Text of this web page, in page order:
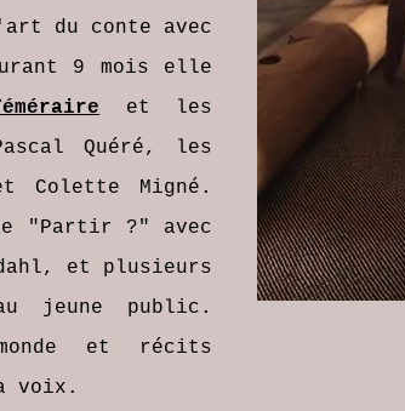
du conte avec
9 mois elle
et les
Quéré, les
Colette Migné.
"Partir ?" avec
et plusieurs
jeune public.
et récits
voix.